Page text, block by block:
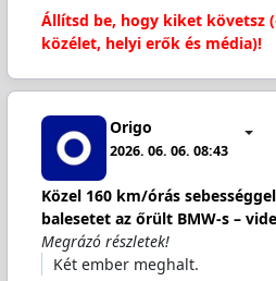
Állítsd be, hogy kiket követsz
közélet, helyi erők és média)!
Origo
2026. 06. 06. 08:43
Közel 160 km/órás
balesetet az őrült BMW-s –
Megrázó részletek!
Két ember meghalt.